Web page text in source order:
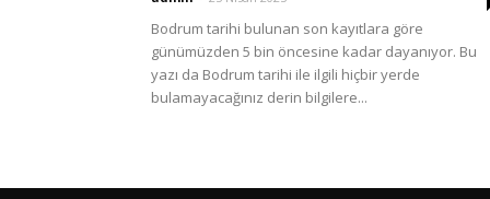
Etkinlik
Bodrum tarihi bulunan son kayıtlara göre
günümüzden 5 bin öncesine kadar dayanıyor. Bu
yazı da Bodrum tarihi ile ilgili hiçbir yerde
bulamayacağınız derin bilgilere...